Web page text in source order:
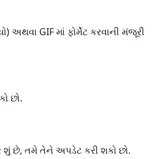
અથવા GIF માં ફોર્મેટ કરવાની મંજૂરી
છો.
શું છે, તમે તેને અપડેટ કરી શકો છો.